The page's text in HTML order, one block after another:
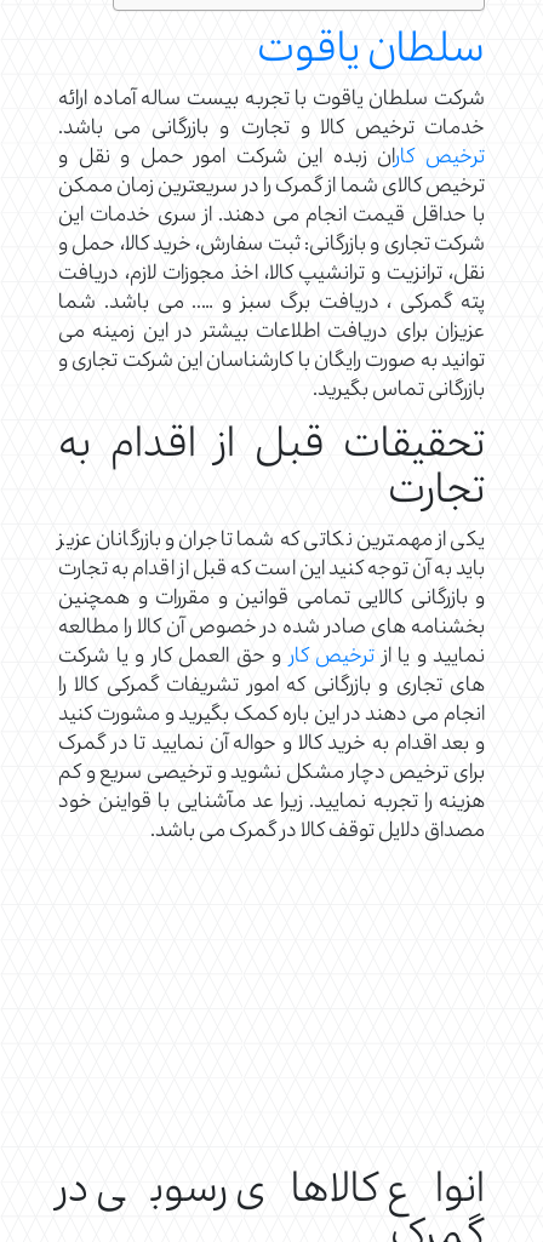
سلطان یاقوت
شرکت سلطان یاقوت با تجربه بیست ساله آماده ارائه
خدماتترخیص کالا و تجارت و بازرگانی می باشد.
ترخیص کاران زبده این شرکت امور حمل و نقل و
ترخیص کالای شما از گمرک را در سریعترین زمان ممکن
با حداقل قیمت انجام می دهند. از سری خدمات این
شرکت تجاری و بازرگانی: ثبت سفارش، خرید کالا، حمل و
نقل، ترانزیت و ترانشیپ کالا، اخذ مجوزات لازم، دریافت
پته گمرکی ، دریافت برگ سبز و ….. می باشد. شما
عزیزان برای دریافت اطلاعات بیشتر در این زمینه می
توانید به صورت رایگان با کارشناسان این شرکت تجاری و
بازرگانی تماس بگیرید.
تحقیقات قبل از اقدام به
تجارت
یکی از مهمترین نکاتی که شما تاجران و بازرگانان عزیز
باید به آن توجه کنید این است که قبل از اقدام به تجارت
و بازرگانی کالایی تمامی قوانین و مقررات و همچنین
بخشنامه های صادر شده در خصوص آن کالا را مطالعه
نمایید و یا ازترخیص کارو حق العمل کار و یا شرکت
های تجاری و بازرگانی که امور تشریفات گمرکی کالا را
انجام می دهند در این باره کمک بگیرید و مشورت کنید
و بعد اقدام به خرید کالا و حواله آن نمایید تا در گمرک
برای ترخیص دچار مشکل نشوید و ترخیصی سریع و کم
هزینه را تجربه نمایید. زیرا عد مآشنایی با قواینن خود
مصداق دلایل توقف کالا در گمرک می باشد.
انواع کالاهای رسوبی در